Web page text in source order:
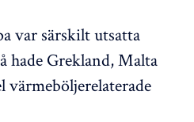
var särskilt utsatta
hade Grekland, Malta
värmeböljerelaterade